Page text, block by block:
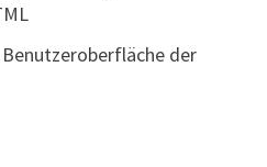
der